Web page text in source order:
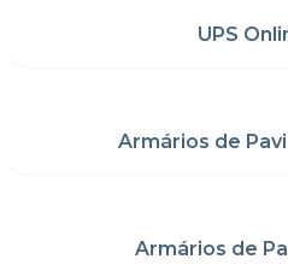
UPS
Armários de
Armários de